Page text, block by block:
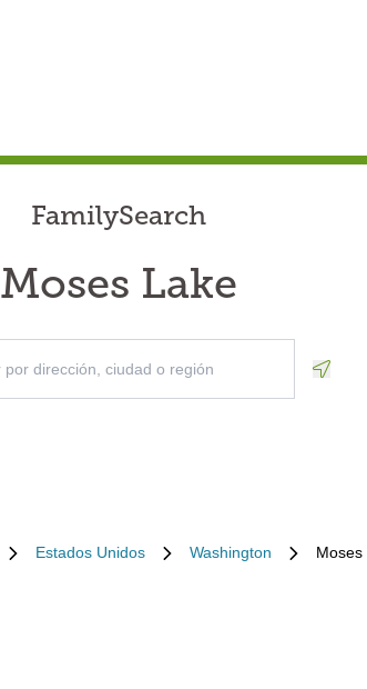
FamilySearch
Moses Lake
Estados Unidos Washington Moses